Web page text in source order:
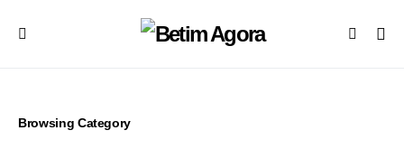
Browsing Category